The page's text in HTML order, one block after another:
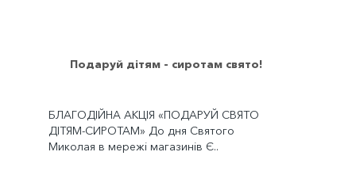
Подаруй дітям - сиротам свято!
БЛАГОДІЙНА АКЦІЯ «ПОДАРУЙ СВЯТО
ДІТЯМ-СИРОТАМ» До дня Святого
Миколая в мережі магазинів Є..